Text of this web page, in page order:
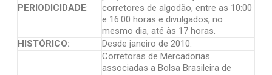
PERIODICIDADE:
corretores de algodão, entre as 10:00
e 16:00 horas e divulgados, no
mesmo dia, até às 17 horas.
HISTÓRICO:
Desde janeiro de 2010.
Corretoras de Mercadorias
associadas a Bolsa Brasileira de